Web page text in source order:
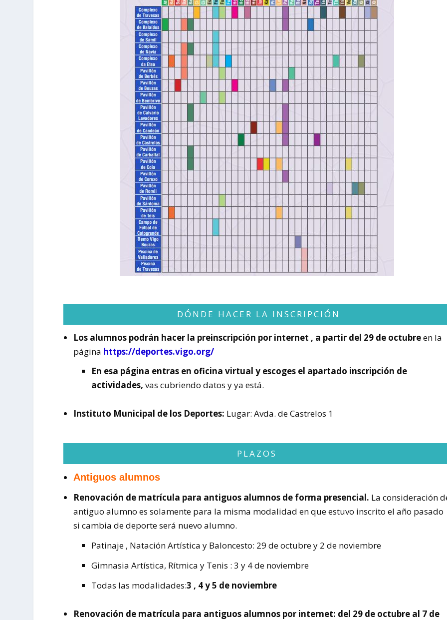
DÓNDE HACER LA INSCRIPCIÓN
Los alumnos podrán hacer la preinscripción por internet , a partir del 29 de octubreen la
página https://deportes.vigo.org/
En esa página entras en oficina virtual y escoges el apartado inscripción de
actividades,vas cubriendo datos y ya está.
Instituto Municipal de los Deportes: Lugar: Avda. de Castrelos 1
PLAZOS
Antiguos alumnos
Renovación de matrícula para antiguos alumnos de forma presencial. La consideración
antiguo alumno es solamente para la misma modalidad en que estuvo inscrito el año pasado
si cambia de deporte será nuevo alumno.
Patinaje , Natación Artística y Baloncesto: 29 de octubre y 2 de noviembre
Gimnasia Artística, Rítmica y Tenis : 3 y 4 de noviembre
Todas las modalidades:3 , 4 y 5 de noviembre
Renovación de matrícula para antiguos alumnos por internet: del 29 de octubre al 7 de